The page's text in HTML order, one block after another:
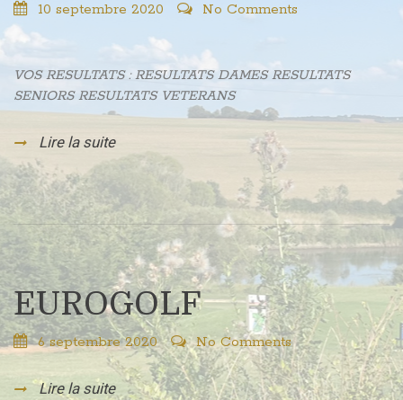
10 septembre 2020 No Comments
VOS RESULTATS : RESULTATS DAMES RESULTATS
SENIORS RESULTATS VETERANS
Lire la suite
EUROGOLF
6 septembre 2020 No Comments
Lire la suite